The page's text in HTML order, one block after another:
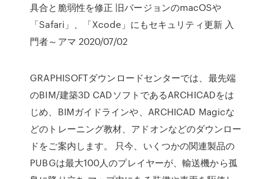
具合と脆弱性を修正 旧バージョンのmacOSや
「Safari」、「Xcode」にもセキュリティ更新 入
門者～アマ 2020/07/02
GRAPHISOFTダウンロードセンターでは、最先端
のBIM/建築3D CADソフトであるARCHICADをは
じめ、BIMガイドラインや、ARCHICAD Magicな
どのトレーニング教材、アドオンなどのダウンロー
ドをご案内します。 只今、いくつかの関連製品の
PUBGは最大100人のプレイヤーが、輸送機から孤